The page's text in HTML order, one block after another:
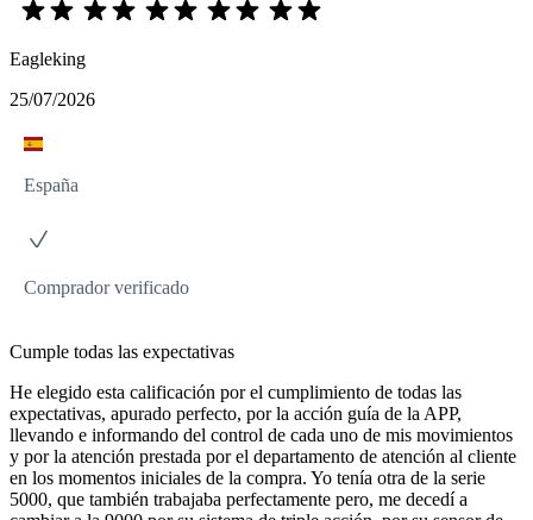
Eagleking
25/07/2026
España
Comprador verificado
Cumple todas las expectativas
He elegido esta calificación por el cumplimiento de todas las
expectativas, apurado perfecto, por la acción guía de la APP,
llevando e informando del control de cada uno de mis movimientos
y por la atención prestada por el departamento de atención al cliente
en los momentos iniciales de la compra. Yo tenía otra de la serie
5000, que también trabajaba perfectamente pero, me decedí a